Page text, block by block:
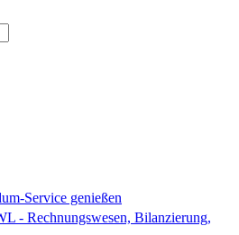
Service genießen
- Rechnungswesen, Bilanzierung,